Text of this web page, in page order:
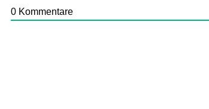
0 Kommentare